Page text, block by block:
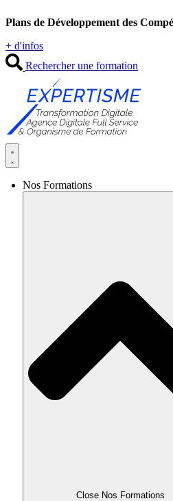
au
Plans de Développement des
+ d'infos
Rechercher une formation
Nos Formations
Close Nos Formations